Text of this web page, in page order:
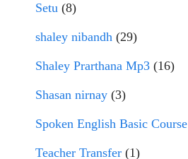
Setu (8)
shaley nibandh (29)
Shaley Prarthana Mp3 (16)
Shasan nirnay (3)
Spoken English Basic Course
Teacher Transfer (1)